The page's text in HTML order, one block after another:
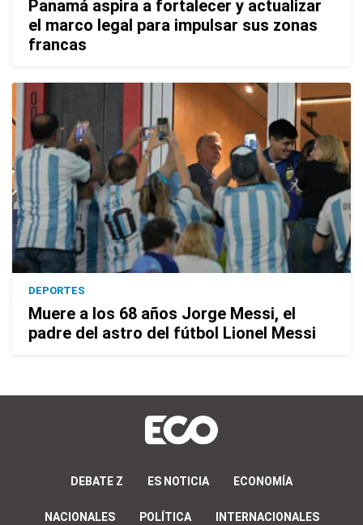
Panamá aspira a fortalecer y actualizar
el marco legal para impulsar sus zonas
francas
DEPORTES
Muere a los 68 años Jorge Messi, el
padre del astro del fútbol Lionel Messi
DEBATE Z ES NOTICIA ECONOMÍA
NACIONALES POLÍTICA INTERNACIONALES